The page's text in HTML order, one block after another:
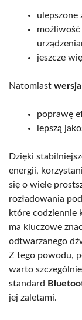
ulepszone
możliwość
jeszcze
Natomiast
poprawę
lepszą
Dzięki
energii,
się o wiele
rozładowania
które codziennie
ma kluczowe
odtwarzanego
Z tego powodu,
warto
standard
jej zaletami.